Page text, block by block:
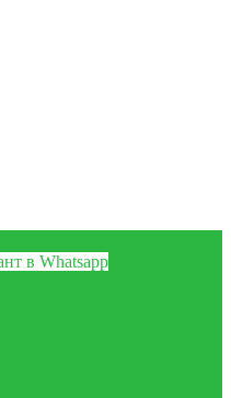
в Whatsapp